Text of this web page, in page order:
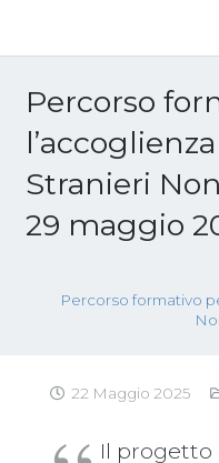
Percorso
Stranieri
29 maggio
Percorso formativo
22 Maggio 2025
Il progetto